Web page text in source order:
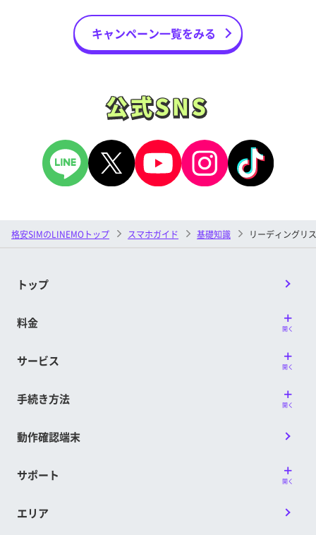
キャンペーン一覧をみる
公式SNS
公式SNS
格安SIMのLINEMOトップ スマホガイド 基礎知識 リーディングリ
トップ
料金 開く
サービス 開く
手続き方法 開く
動作確認端末
サポート 開く
エリア